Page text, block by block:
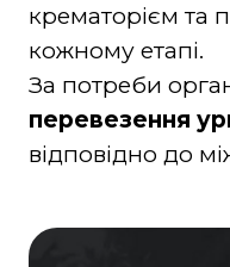
крематорієм та
кожному етапі.
За потреби
перевезення
відповідно до